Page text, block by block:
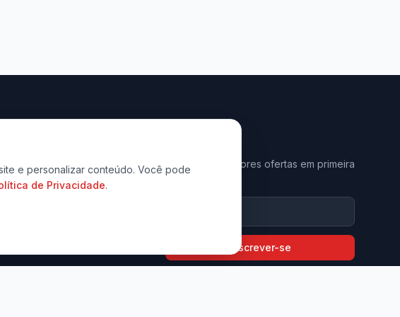
Lopes, 801
- SP
3456 / (14) 99794-6397
Newsletter
Receba as melhores ofertas em primeira
mão.
Inscrever-se
e personalizar conteúdo. Você pode
de Privacidade.